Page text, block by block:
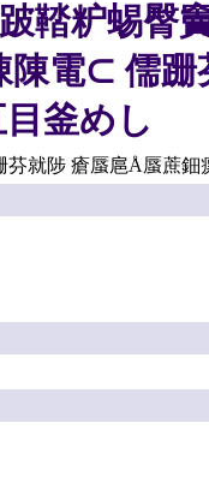
鞜粐蜴臀
電⊂ 儒跚
釜めし
芬就陟 瘡蜃扈Å蜃蔗